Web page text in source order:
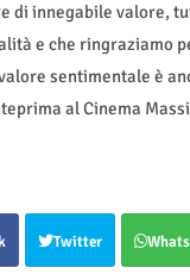
di innegabile valore,
e che ringraziamo
sentimentale è
al Cinema
Twitter